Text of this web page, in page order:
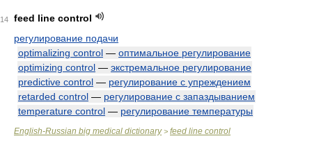
14
feed line control
регулирование подачи
optimalizing control — оптимальное регулирование
optimizing control — экстремальное регулирование
predictive control — регулирование с упреждением
retarded control — регулирование с запаздыванием
temperature control — регулирование температуры
English-Russian big medical dictionary> feed line control